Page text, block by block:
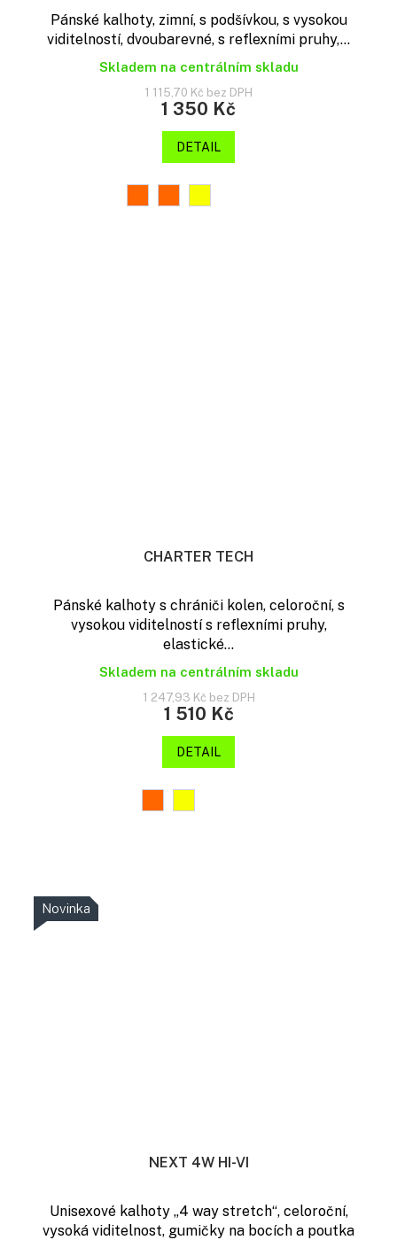
Pánské kalhoty, zimní, s podšívkou, s vysokou
viditelností, dvoubarevné, s reflexními pruhy,...
Skladem na centrálním skladu
1 115,70 Kč bez DPH
1 350 Kč
DETAIL
CHARTER TECH
Pánské kalhoty s chrániči kolen, celoroční, s
vysokou viditelností s reflexními pruhy,
elastické...
Skladem na centrálním skladu
1 247,93 Kč bez DPH
1 510 Kč
DETAIL
Novinka
NEXT 4W HI-VI
Unisexové kalhoty „4 way stretch“, celoroční,
vysoká viditelnost, gumičky na bocích a poutka